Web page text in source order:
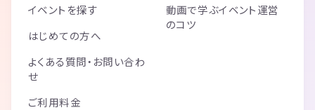
イベントを探す
はじめての方へ
よくある質問・お問い合わ
せ
ご利用料金
動画で学ぶイベント運営
のコツ